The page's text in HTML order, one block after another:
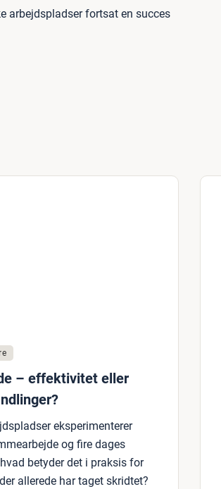
arbejdspladser fortsat en succes
– effektivitet eller
eksperimenterer
og fire dages
betyder det i praksis for
allerede har taget skridtet?